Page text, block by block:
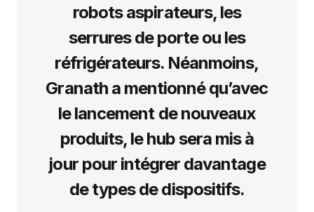
robots aspirateurs, les
serrures de porte ou les
réfrigérateurs. Néanmoins,
Granath a mentionné qu’avec
le lancement de nouveaux
produits, le hub sera mis à
jour pour intégrer davantage
de types de dispositifs.